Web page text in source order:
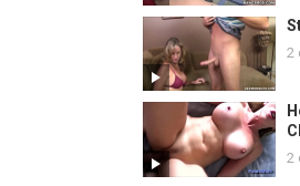
2
2